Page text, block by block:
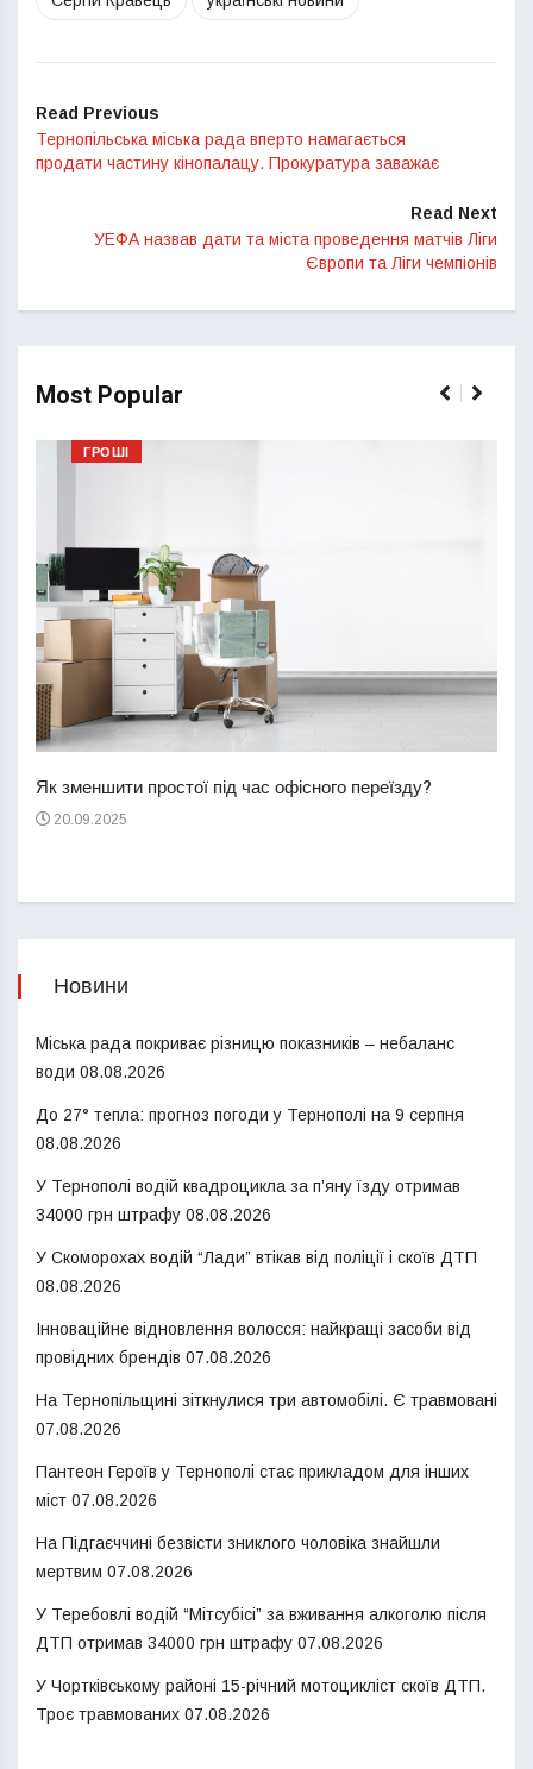
Read Previous
Тернопільська міська рада вперто намагається
продати частину кінопалацу. Прокуратура заважає
Read Next
УЕФА назвав дати та міста проведення матчів Ліги
Європи та Ліги чемпіонів
Most Popular
ГРОШІ
Як зменшити простої під час офісного переїзду?
20.09.2025
Новини
Міська рада покриває різницю показників – небаланс
води 08.08.2026
До 27° тепла: прогноз погоди у Тернополі на 9 серпня
08.08.2026
У Тернополі водій квадроцикла за п’яну їзду отримав
34000 грн штрафу 08.08.2026
У Скоморохах водій “Лади” втікав від поліції і скоїв ДТП
08.08.2026
Інноваційне відновлення волосся: найкращі засоби від
провідних брендів 07.08.2026
На Тернопільщині зіткнулися три автомобілі. Є травмовані
07.08.2026
Пантеон Героїв у Тернополі стає прикладом для інших
міст 07.08.2026
На Підгаєччині безвісти зниклого чоловіка знайшли
мертвим 07.08.2026
У Теребовлі водій “Мітсубісі” за вживання алкоголю після
ДТП отримав 34000 грн штрафу 07.08.2026
У Чортківському районі 15-річний мотоцикліст скоїв ДТП.
Троє травмованих 07.08.2026